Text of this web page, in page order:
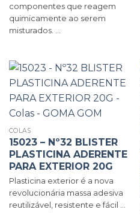
componentes que reagem
quimicamente ao serem
misturados. ...
COLAS
15023 – Nº32 BLISTER
PLASTICINA ADERENTE
PARA EXTERIOR 20G
Plasticina exterior é a nova
revolucionária massa adesiva
reutilizável, resistente e fácil ...